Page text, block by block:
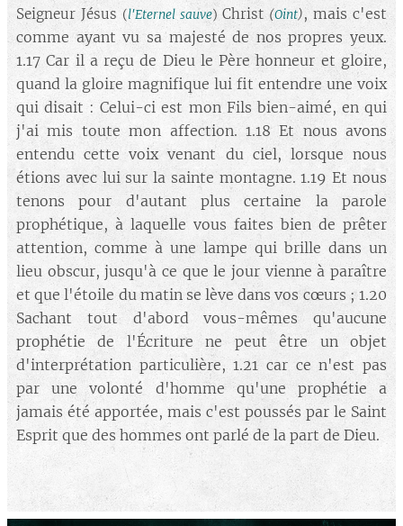
Seigneur Jésus (l'Eternel sauve) Christ (Oint), mais c'est
comme ayant vu sa majesté de nos propres yeux.
1.17 Car il a reçu de Dieu le Père honneur et gloire,
quand la gloire magnifique lui fit entendre une voix
qui disait : Celui-ci est mon Fils bien-aimé, en qui
j'ai mis toute mon affection. 1.18 Et nous avons
entendu cette voix venant du ciel, lorsque nous
étions avec lui sur la sainte montagne. 1.19 Et nous
tenons pour d'autant plus certaine la parole
prophétique, à laquelle vous faites bien de prêter
attention, comme à une lampe qui brille dans un
lieu obscur, jusqu'à ce que le jour vienne à paraître
et que l'étoile du matin se lève dans vos cœurs ; 1.20
Sachant tout d'abord vous-mêmes qu'aucune
prophétie de l'Écriture ne peut être un objet
d'interprétation particulière, 1.21 car ce n'est pas
par une volonté d'homme qu'une prophétie a
jamais été apportée, mais c'est poussés par le Saint
Esprit que des hommes ont parlé de la part de Dieu.